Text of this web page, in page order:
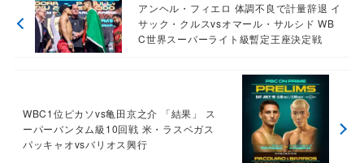
アンヘル・フィエロ 体調不良で計量辞退 イ
サック・クルスvsオマール・サルシド WB
C世界スーパーライト級暫定王座決定戦
WBC1位ピカソvs亀田京之介 「結果」 ス
ーパーバンタム級10回戦 米・ラスベガス
パッキャオvsバリオス興行